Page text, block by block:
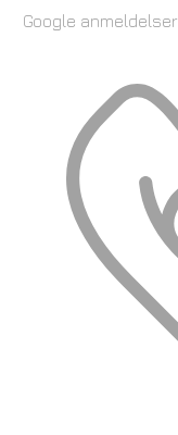
Google anmeldelser